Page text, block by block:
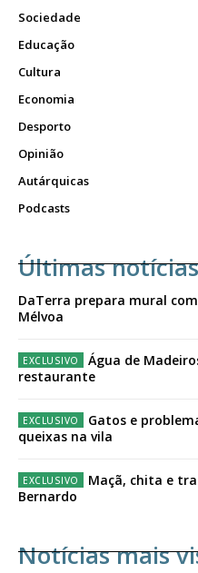
Sociedade
Educação
Cultura
Economia
Desporto
Opinião
Autárquicas
Podcasts
Últimas notícias
DaTerra prepara mural
Mélvoa
Água de
restaurante
Gatos e
queixas na vila
Maçã, chita e
Bernardo
Notícias mais